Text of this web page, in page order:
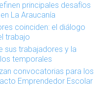
principales desafíos
La Araucanía
coinciden: el diálogo
trabajo
sus trabajadores y la
temporales
convocatorias para los
Emprendedor Escolar